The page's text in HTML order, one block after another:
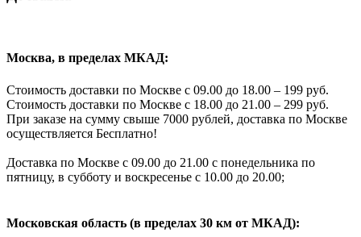
Москва, в пределах МКАД:
Стоимость доставки по Москве с 09.00 до 18.00 – 199 руб.
Стоимость доставки по Москве с 18.00 до 21.00 – 299 руб.
При заказе на сумму свыше 7000 рублей, доставка по Москве
осуществляется Бесплатно!
Доставка по Москве с 09.00 до 21.00 с понедельника по
пятницу, в субботу и воскресенье с 10.00 до 20.00;
Московская область (в пределах 30 км от МКАД):